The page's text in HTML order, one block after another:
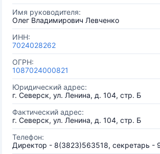
Имя руководителя:
Олег Владимирович Левченко
ИНН:
7024028262
ОГРН:
1087024000821
Юридический адрес:
г. Северск, ул. Ленина, д. 104, стр. Б
Фактический адрес:
г. Северск, ул. Ленина, д. 104, стр. Б
Телефон:
Директор - 8(3823)563518, секретарь -